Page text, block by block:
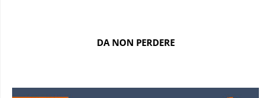
DA NON PERDERE